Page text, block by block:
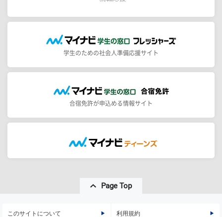
学生のための社会人準備応援サイト
合宿免許が申込める情報サイト
Page Top
このサイトについて 利用規約